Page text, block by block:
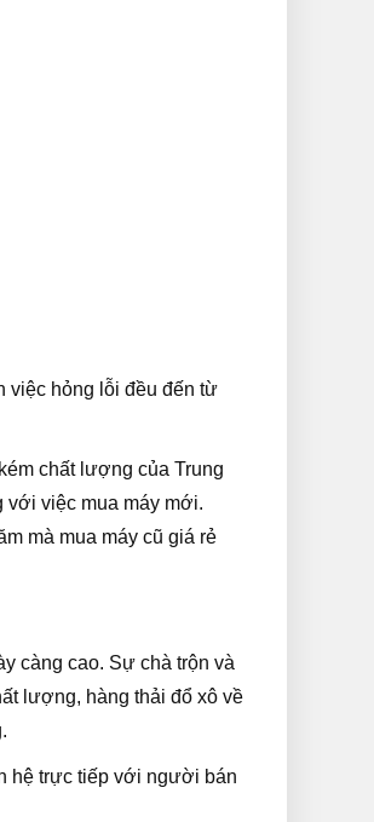
việc hỏng lỗi đều đến từ
chất lượng của Trung
với việc mua máy mới.
mà mua máy cũ giá rẻ
càng cao. Sự chà trộn và
lượng, hàng thải đổ xô về
hệ trực tiếp với người bán